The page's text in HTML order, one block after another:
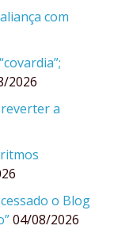
com
2026
a
o Blog
04/08/2026